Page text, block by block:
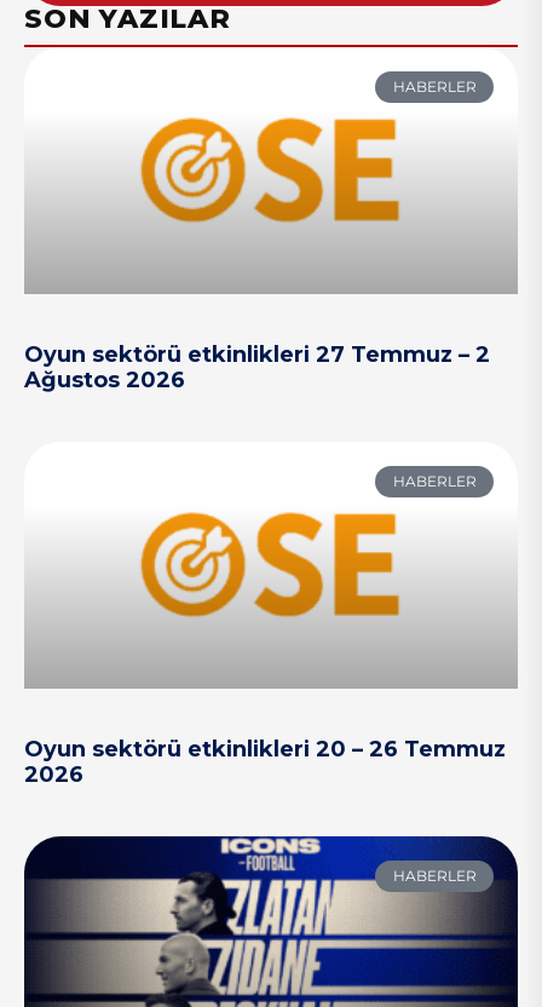
SON YAZILAR
HABERLER
Oyun sektörü etkinlikleri 27 Temmuz – 2
Ağustos 2026
HABERLER
Oyun sektörü etkinlikleri 20 – 26 Temmuz
2026
HABERLER